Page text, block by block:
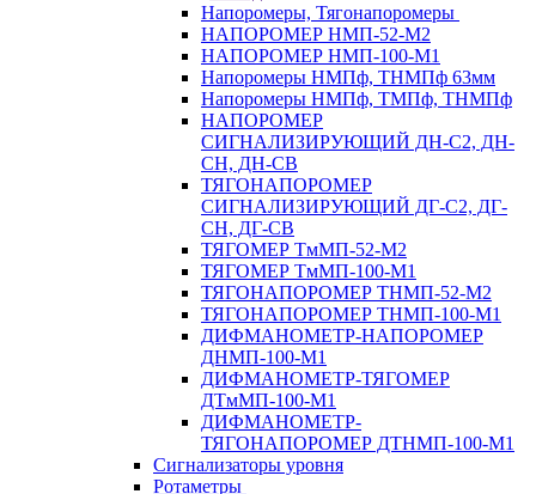
Напоромеры, Тягонапоромеры
НАПОРОМЕР НМП-52-М2
НАПОРОМЕР НМП-100-М1
Напоромеры НМПф, ТНМПф 63мм
Напоромеры НМПф, ТМПф, ТНМПф
НАПОРОМЕР
СИГНАЛИЗИРУЮЩИЙ ДН-С2, ДН-
СН, ДН-СВ
ТЯГОНАПОРОМЕР
СИГНАЛИЗИРУЮЩИЙ ДГ-С2, ДГ-
СН, ДГ-СВ
ТЯГОМЕР ТмМП-52-М2
ТЯГОМЕР ТмМП-100-М1
ТЯГОНАПОРОМЕР ТНМП-52-М2
ТЯГОНАПОРОМЕР ТНМП-100-М1
ДИФМАНОМЕТР-НАПОРОМЕР
ДНМП-100-М1
ДИФМАНОМЕТР-ТЯГОМЕР
ДТмМП-100-М1
ДИФМАНОМЕТР-
ТЯГОНАПОРОМЕР ДТНМП-100-М1
Сигнализаторы уровня
Ротаметры